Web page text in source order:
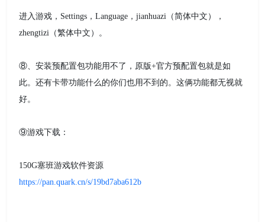
进入游戏，Settings，Language，jianhuazi（简体中文），
zhengtizi（繁体中文）。
⑧、安装预配置包功能用不了，原版+官方预配置包就是如
此。还有卡带功能什么的你们也用不到的。这俩功能都无视就
好。
⑨游戏下载：
150G塞班游戏软件资源
https://pan.quark.cn/s/19bd7aba612b